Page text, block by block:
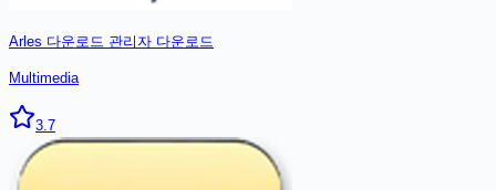
Arles 다운로드 관리자 다운로드
Multimedia
3.7